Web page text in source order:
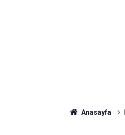
Anasayfa